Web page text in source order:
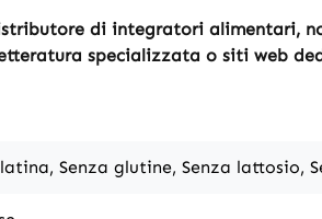
di integratori alimentari,
specializzata o siti web
Senza glutine, Senza lattosio,